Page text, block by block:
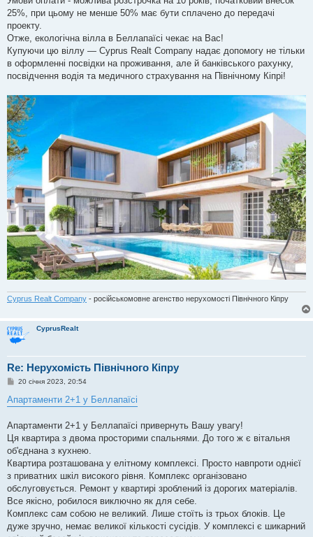
25%, при цьому не менше 50% має бути сплачено до передачі
проекту.
Отже, екологічна вілла в Беллапаїсі чекає на Вас!
Купуючи цю віллу — Cyprus Realt Company надає допомогу не тільки
в оформленні посвідки на проживання, але й банківського рахунку,
посвідчення водія та медичного страхування на Північному Кіпрі!
Cyprus Realt Company - російськомовне агенство нерухомості Північного Кіпру
CyprusRealt
Re: Нерухомість Північного Кіпру
П
в
і
о
м
л
е
н
н
я
20 січня 2023, 20:54
Апартаменти 2+1 у Беллапаїсі
Апартаменти 2+1 у Беллапаїсі привернуть Вашу увагу!
Ця квартира з двома просторими спальнями. До того ж є вітальня
об'єднана з кухнею.
Квартира розташована у елітному комплексі. Просто навпроти однієї
з приватних шкіл високого рівня. Комплекс організовано
обслуговується. Ремонт у квартирі зроблений із дорогих матеріалів.
Все якісно, робилося виключно як для себе.
Комплекс сам собою не великий. Лише стоїть із трьох блоків. Це
дуже зручно, немає великої кількості сусідів. У комплексі є шикарний